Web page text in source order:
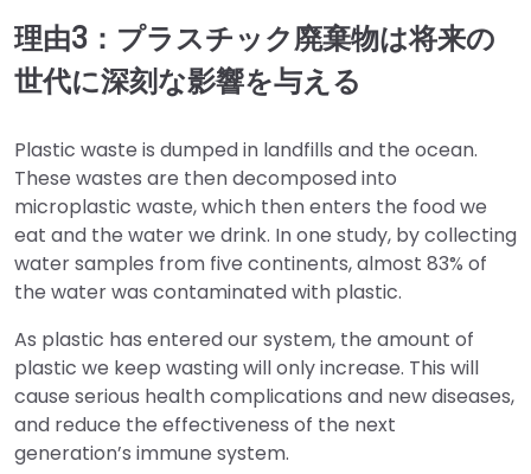
理由3：プラスチック廃棄物は将来の
世代に深刻な影響を与える
Plastic waste is dumped in landfills and the ocean.
These wastes are then decomposed into
microplastic waste, which then enters the food we
eat and the water we drink. In one study, by collecting
water samples from five continents, almost 83% of
the water was contaminated with plastic.
As plastic has entered our system, the amount of
plastic we keep wasting will only increase. This will
cause serious health complications and new diseases,
and reduce the effectiveness of the next
generation’s immune system.